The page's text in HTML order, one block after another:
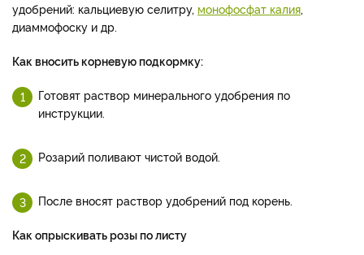
удобрений: кальциевую селитру, монофосфат калия,
диаммофоску и др.
Как вносить корневую подкормку:
Готовят раствор минерального удобрения по
инструкции.
Розарий поливают чистой водой.
После вносят раствор удобрений под корень.
Как опрыскивать розы по листу